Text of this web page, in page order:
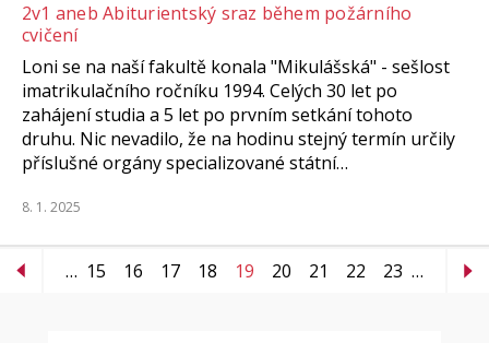
2v1 aneb Abiturientský sraz během požárního
cvičení
Loni se na naší fakultě konala "Mikulášská" - sešlost
imatrikulačního ročníku 1994. Celých 30 let po
zahájení studia a 5 let po prvním setkání tohoto
druhu. Nic nevadilo, že na hodinu stejný termín určily
příslušné orgány specializované státní…
8. 1. 2025
… 15 16 17 18 19 20 21 22 23 …